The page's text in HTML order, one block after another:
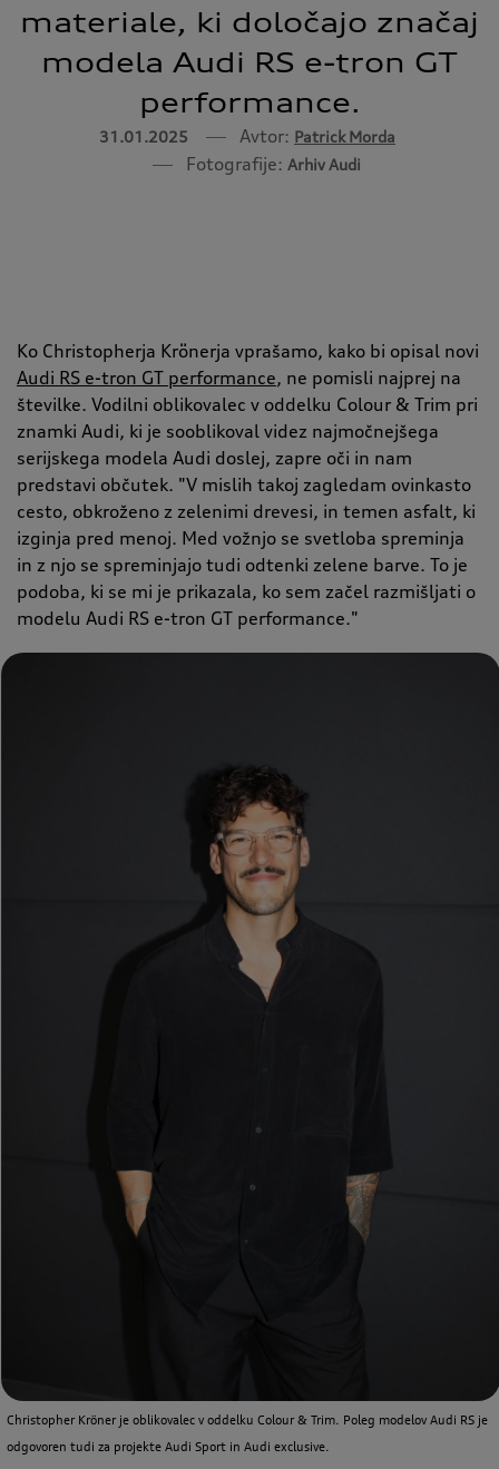
materiale, ki določajo značaj
modela Audi RS e-tron GT
performance.
31.01.2025 Avtor: Patrick Morda
Fotografije: Arhiv Audi
Ko Christopherja Krönerja vprašamo, kako bi opisal novi
Audi RS e-tron GT performance, ne pomisli najprej na
številke. Vodilni oblikovalec v oddelku Colour & Trim pri
znamki Audi, ki je sooblikoval videz najmočnejšega
serijskega modela Audi doslej, zapre oči in nam
predstavi občutek. "V mislih takoj zagledam ovinkasto
cesto, obkroženo z zelenimi drevesi, in temen asfalt, ki
izginja pred menoj. Med vožnjo se svetloba spreminja
in z njo se spreminjajo tudi odtenki zelene barve. To je
podoba, ki se mi je prikazala, ko sem začel razmišljati o
modelu Audi RS e-tron GT performance."
Christopher Kröner je oblikovalec v oddelku Colour & Trim. Poleg modelov Audi RS je
odgovoren tudi za projekte Audi Sport in Audi exclusive.